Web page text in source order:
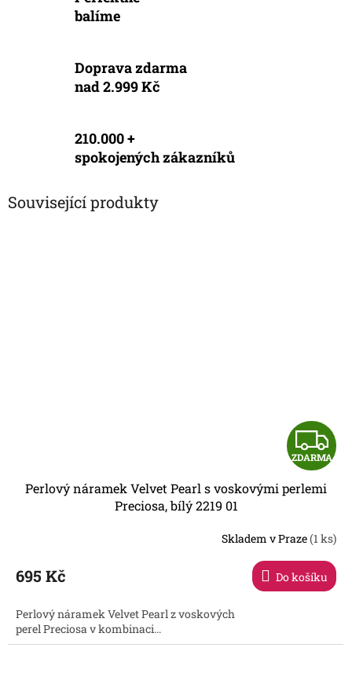
balíme
Doprava zdarma
nad 2.999 Kč
210.000 +
spokojených zákazníků
Související produkty
Z
D
R
ZDARMA
Perlový náramek Velvet Pearl s voskovými perlemi
Preciosa, bílý 2219 01
Skladem v Praze(1 ks)
695 Kč Do košíku
Perlový náramek Velvet Pearl z voskových
perel Preciosa v kombinaci...